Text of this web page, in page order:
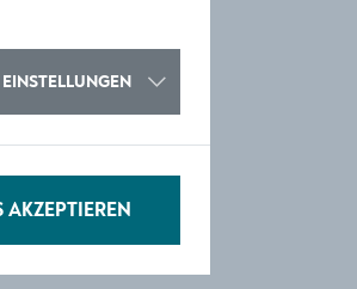
EINSTELLUNGEN
AKZEPTIEREN